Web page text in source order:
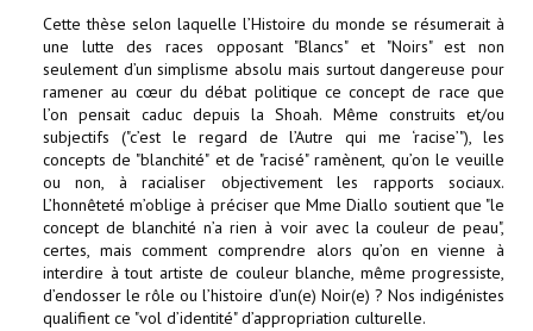
Cette thèse selon laquelle l’Histoire du monde se résumerait à
une lutte des races opposant "Blancs" et "Noirs" est non
seulement d’un simplisme absolu mais surtout dangereuse pour
ramener au cœur du débat politique ce concept de race que
l’on pensait caduc depuis la Shoah. Même construits et/ou
subjectifs ("c’est le regard de l’Autre qui me ‘racise’"), les
concepts de "blanchité" et de "racisé" ramènent, qu’on le veuille
ou non, à racialiser objectivement les rapports sociaux.
L’honnêteté m’oblige à préciser que Mme Diallo soutient que "le
concept de blanchité n’a rien à voir avec la couleur de peau",
certes, mais comment comprendre alors qu’on en vienne à
interdire à tout artiste de couleur blanche, même progressiste,
d’endosser le rôle ou l’histoire d’un(e) Noir(e) ? Nos indigénistes
qualifient ce "vol d’identité" d’appropriation culturelle.